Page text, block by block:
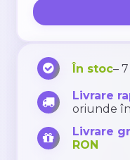
În stoc–
Livrare
oriunde
Livrare
RON